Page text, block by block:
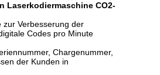
Laserkodiermaschine CO2-
zur Verbesserung der
Codes pro Minute
Chargenummer,
der Kunden in